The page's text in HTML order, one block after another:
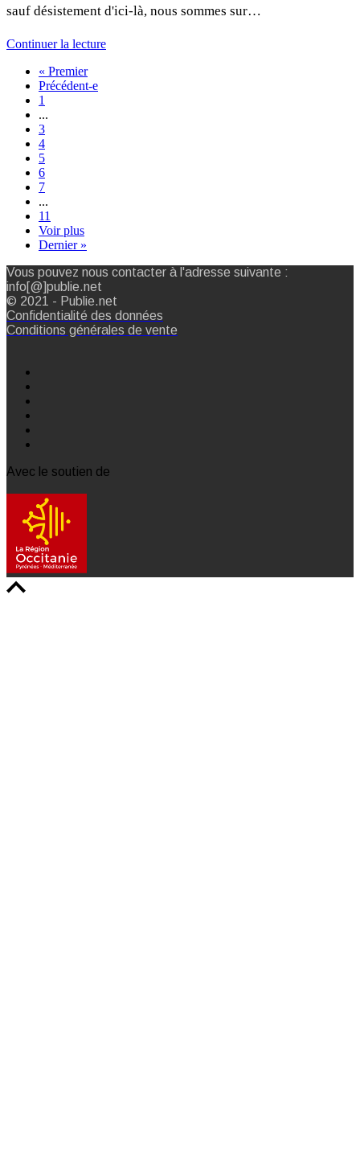
sauf désistement d'ici-là, nous sommes sur…
Continuer la lecture
« Premier
Précédent-e
1
...
3
4
5
6
7
...
11
Voir plus
Dernier »
Vous pouvez nous contacter à l'adresse suivante :
info[@]publie.net
© 2021 - Publie.net
Confidentialité des données
Conditions générales de vente
Avec le soutien de